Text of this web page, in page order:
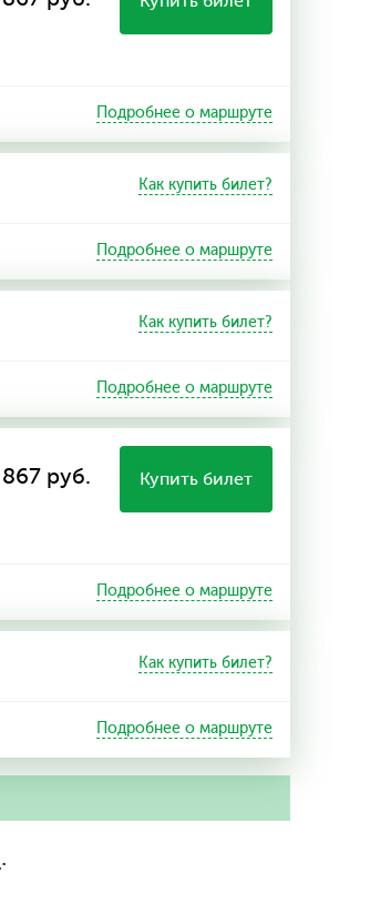
Подробнее о маршруте
Как купить билет?
Подробнее о маршруте
Как купить билет?
Подробнее о маршруте
867 руб. Купить билет
Подробнее о маршруте
Как купить билет?
Подробнее о маршруте
.